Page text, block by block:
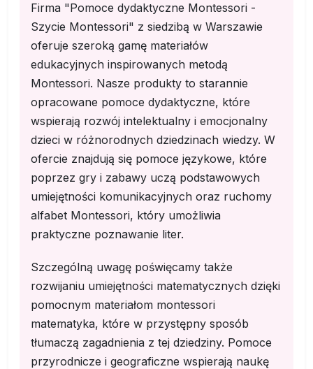
Firma "Pomoce dydaktyczne Montessori -
Szycie Montessori" z siedzibą w Warszawie
oferuje szeroką gamę materiałów
edukacyjnych inspirowanych metodą
Montessori. Nasze produkty to starannie
opracowane pomoce dydaktyczne, które
wspierają rozwój intelektualny i emocjonalny
dzieci w różnorodnych dziedzinach wiedzy. W
ofercie znajdują się pomoce językowe, które
poprzez gry i zabawy uczą podstawowych
umiejętności komunikacyjnych oraz ruchomy
alfabet Montessori, który umożliwia
praktyczne poznawanie liter.
Szczególną uwagę poświęcamy także
rozwijaniu umiejętności matematycznych dzięki
pomocnym materiałom montessori
matematyka, które w przystępny sposób
tłumaczą zagadnienia z tej dziedziny. Pomoce
przyrodnicze i geograficzne wspierają naukę